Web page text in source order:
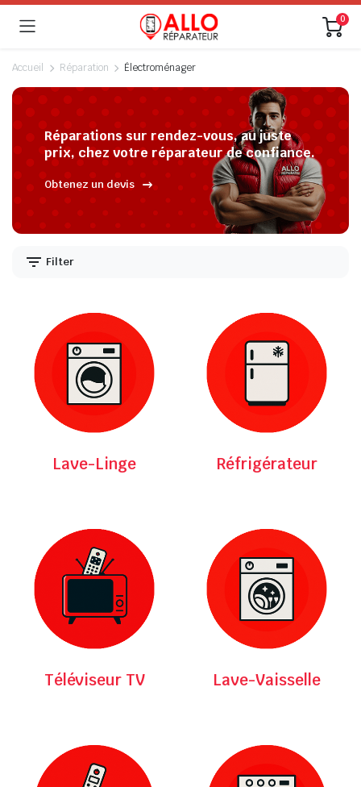
0
Accueil Réparation Électroménager
Réparations sur rendez-vous, au juste
prix, chez votre réparateur de confiance.
Obtenez un devis
Filter
Lave-Linge Réfrigérateur
Téléviseur TV Lave-Vaisselle